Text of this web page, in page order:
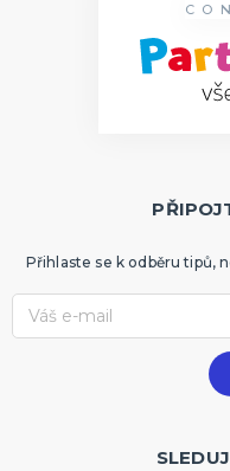
Přihlaste se k odběru tipů,